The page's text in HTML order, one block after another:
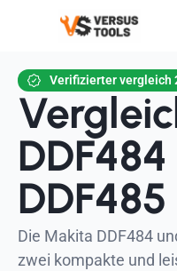
Verifizierter vergleich
DDF485
Die Makita DDF484
zwei kompakte und